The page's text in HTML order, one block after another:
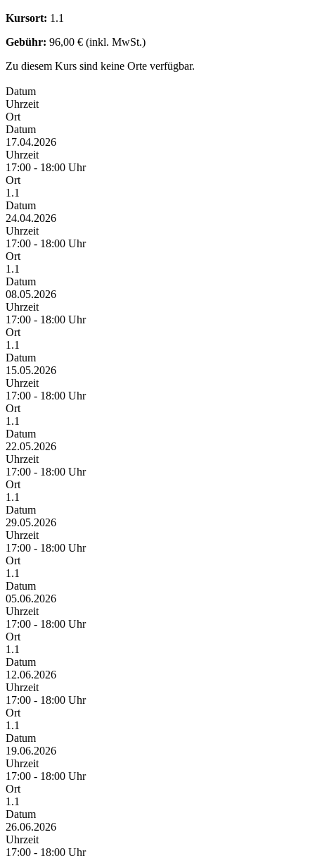
Kursort: 1.1
Gebühr: 96,00 € (inkl. MwSt.)
Zu diesem Kurs sind keine Orte verfügbar.
Datum
Uhrzeit
Ort
Datum
17.04.2026
Uhrzeit
17:00 - 18:00 Uhr
Ort
1.1
Datum
24.04.2026
Uhrzeit
17:00 - 18:00 Uhr
Ort
1.1
Datum
08.05.2026
Uhrzeit
17:00 - 18:00 Uhr
Ort
1.1
Datum
15.05.2026
Uhrzeit
17:00 - 18:00 Uhr
Ort
1.1
Datum
22.05.2026
Uhrzeit
17:00 - 18:00 Uhr
Ort
1.1
Datum
29.05.2026
Uhrzeit
17:00 - 18:00 Uhr
Ort
1.1
Datum
05.06.2026
Uhrzeit
17:00 - 18:00 Uhr
Ort
1.1
Datum
12.06.2026
Uhrzeit
17:00 - 18:00 Uhr
Ort
1.1
Datum
19.06.2026
Uhrzeit
17:00 - 18:00 Uhr
Ort
1.1
Datum
26.06.2026
Uhrzeit
17:00 - 18:00 Uhr